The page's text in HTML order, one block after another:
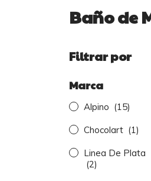
Baño de
Filtrar por
Marca
Alpino (15)
Chocolart (1)
Linea De Plata
(2)